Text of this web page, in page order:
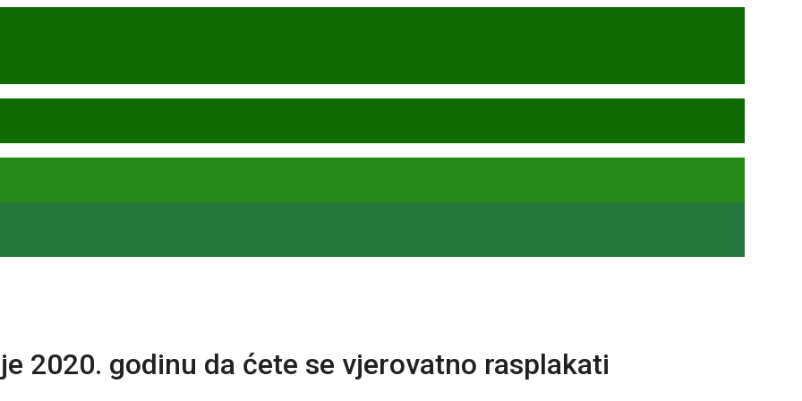
2020. godinu da ćete se vjerovatno rasplakati